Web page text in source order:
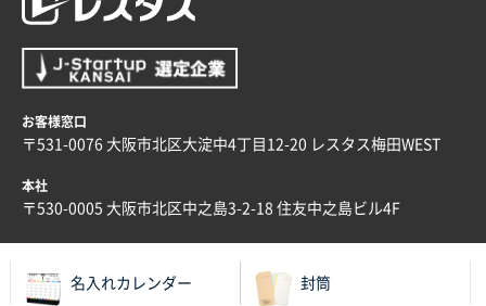
ロゴが入れられること
大阪府E社様
2025年11月28日 15:13
他部署のスタッフからの指示
兵庫県S社様
以前発注しているので、データが残っている点が良か
お客様窓口
〒531-0076 大阪市北区大淀中4丁目12-20 レスタス梅田WEST
本社
〒530-0005 大阪市北区中之島3-2-18 住友中之島ビル4F
名入れカレンダー 封筒